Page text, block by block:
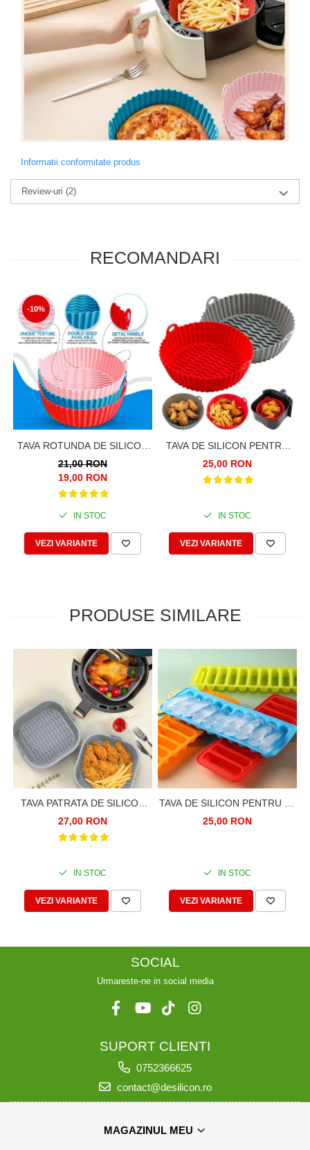
Informatii conformitate produs
Review-uri (2)
RECOMANDARI
-10%
TAVA ROTUNDA DE SILICON
PENTRU AIRFRYER, 16CM
21,00 RON
19,00 RON
IN STOC
VEZI VARIANTE
TAVA DE SILICON PENTRU
AIRFRYER, FRITEUZA,
PRAJIT, COPT, 20CM
25,00 RON
IN STOC
VEZI VARIANTE
PRODUSE SIMILARE
TAVA PATRATA DE SILICON
PENTRU FRITEUZA CU AER
CALD, AIRFRYER, 20CM.
27,00 RON
IN STOC
VEZI VARIANTE
TAVA DE SILICON PENTRU 10
BARE DE GHEATA
25,00 RON
IN STOC
VEZI VARIANTE
SOCIAL
Urmareste-ne in social media
SUPORT CLIENTI
0752366625
contact@desilicon.ro
MAGAZINUL MEU